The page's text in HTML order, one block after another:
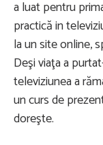
a luat pentru
practică in
la un site online,
Deşi viaţa a
televiziunea a
un curs de
doreşte.